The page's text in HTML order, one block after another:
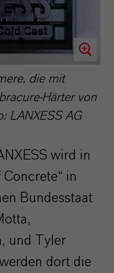
die mit
Härter von
LANXESS AG
wird in
in
Bundesstaat
und Tyler
dort die